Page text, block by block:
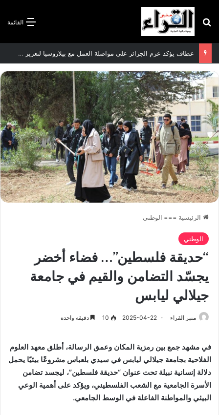
القائمة بحث عن
عطاف يؤكد عزم الجزائر على مواصلة العمل مع بيلاروسيا لتعزيز العلاقات الثنائية
الرئيسية === الوطني
الوطني
“حديقة فلسطين”… فضاء أخضر
يجسّد التضامن والقيم في جامعة
جيلالي ليابس
منبر القراء 2025-04-22
10 دقيقة واحدة
في مشهد جمع بين رمزية المكان وعمق الرسالة، أطلق معهد العلوم
الفلاحية بجامعة جيلالي ليابس في سيدي بلعباس مشروعًا بيئيًا يحمل
دلالة إنسانية نبيلة تحت عنوان “حديقة فلسطين”، ليجسد تضامن
الأسرة الجامعية مع الشعب الفلسطيني، ويؤكد على أهمية الوعي
البيئي والمواطنة الفاعلة في الوسط الجامعي.